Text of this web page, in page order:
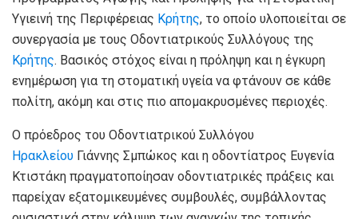
Υγιεινή της Περιφέρειας Κρήτης, το οποίο υλοποιείται σε
συνεργασία με τους Οδοντιατρικούς Συλλόγους της
Κρήτης. Βασικός στόχος είναι η πρόληψη και η έγκυρη
ενημέρωση για τη στοματική υγεία να φτάνουν σε κάθε
πολίτη, ακόμη και στις πιο απομακρυσμένες περιοχές.
Ο πρόεδρος του Οδοντιατρικού Συλλόγου
Ηρακλείου Γιάννης Σμπώκος και η οδοντίατρος Ευγενία
Κτιστάκη πραγματοποίησαν οδοντιατρικές πράξεις και
παρείχαν εξατομικευμένες συμβουλές, συμβάλλοντας